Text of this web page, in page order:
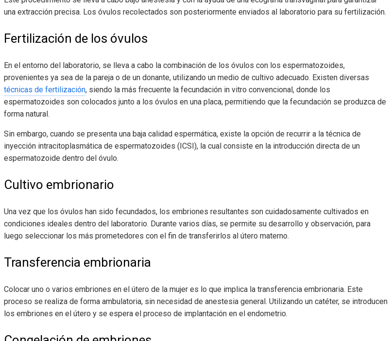
una extracción precisa. Los óvulos recolectados son posteriormente enviados al laboratorio para su fertilización.
Fertilización de los óvulos
En el entorno del laboratorio, se lleva a cabo la combinación de los óvulos con los espermatozoides,
provenientes ya sea de la pareja o de un donante, utilizando un medio de cultivo adecuado. Existen diversas
técnicas de fertilización, siendo la más frecuente la fecundación in vitro convencional, donde los
espermatozoides son colocados junto a los óvulos en una placa, permitiendo que la fecundación se produzca de
forma natural.
Sin embargo, cuando se presenta una baja calidad espermática, existe la opción de recurrir a la técnica de
inyección intracitoplasmática de espermatozoides (ICSI), la cual consiste en la introducción directa de un
espermatozoide dentro del óvulo.
Cultivo embrionario
Una vez que los óvulos han sido fecundados, los embriones resultantes son cuidadosamente cultivados en
condiciones ideales dentro del laboratorio. Durante varios días, se permite su desarrollo y observación, para
luego seleccionar los más prometedores con el fin de transferirlos al útero materno.
Transferencia embrionaria
Colocar uno o varios embriones en el útero de la mujer es lo que implica la transferencia embrionaria. Este
proceso se realiza de forma ambulatoria, sin necesidad de anestesia general. Utilizando un catéter, se introducen
los embriones en el útero y se espera el proceso de implantación en el endometrio.